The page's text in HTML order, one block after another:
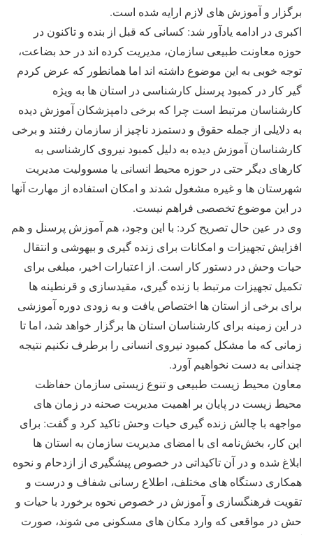
برگزار و آموزش های لازم ارایه شده است.
اکبری در ادامه یادآور شد: کسانی که قبل از بنده و تاکنون در
حوزه معاونت طبیعی سازمان، مدیریت کرده اند در حد بضاعت،
توجه خوبی به این موضوع داشته اند اما همانطور که عرض کردم
گیر کار در کمبود پرسنل کارشناسی در استان ها به ویژه
کارشناسان مرتبط است چرا که برخی دامپزشکان آموزش دیده
به دلایلی از جمله حقوق و دستمزد ناچیز از سازمان رفتند و برخی
کارشناسان آموزش دیده به دلیل کمبود نیروی کارشناسی به
کارهای دیگر حتی در حوزه محیط انسانی یا مسوولیت مدیریت
شهرستان ها و غیره مشغول شدند و امکان استفاده از مهارت آنها
در این موضوع تخصصی فراهم نیست.
وی در عین حال تصریح کرد: با این وجود، هم آموزش پرسنل و هم
افزایش تجهیزات و امکانات برای زنده گیری و بیهوشی و انتقال
حیات وحش در دستور کار است. از اعتبارات اخیر، مبلغی برای
تکمیل تجهیزات مرتبط با زنده گیری، مقیدسازی و قرنطینه ها
برای برخی از استان ها اختصاص یافت و به زودی دوره آموزشی
در این زمینه برای کارشناسان استان ها برگزار خواهد شد، اما تا
زمانی که ما مشکل کمبود نیروی انسانی را برطرف نکنیم نتیجه
چندانی به دست نخواهیم آورد.
معاون محیط زیست طبیعی و تنوع زیستی سازمان حفاظت
محیط زیست در پایان بر اهمیت مدیریت صحنه در زمان های
مواجهه با چالش زنده گیری حیات وحش تاکید کرد و گفت: برای
این کار، بخش‌نامه ای با امضای مدیریت سازمان به استان ها
ابلاغ شده و در آن تاکیداتی در خصوص پیشگیری از ازدحام و نحوه
همکاری دستگاه های مختلف، اطلاع رسانی شفاف و درست و
تقویت فرهنگسازی و آموزش در خصوص نحوه برخورد با حیات و
حش در مواقعی که وارد مکان های مسکونی می شوند، صورت